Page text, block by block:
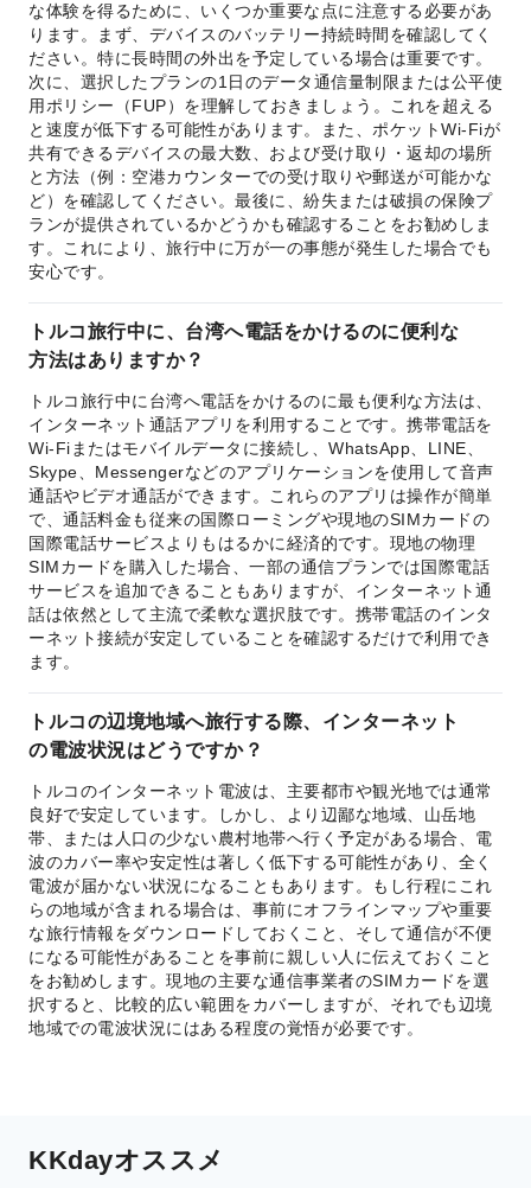
な体験を得るために、いくつか重要な点に注意する必要があ
ります。まず、デバイスのバッテリー持続時間を確認してく
ださい。特に長時間の外出を予定している場合は重要です。
次に、選択したプランの1日のデータ通信量制限または公平使
用ポリシー（FUP）を理解しておきましょう。これを超える
と速度が低下する可能性があります。また、ポケットWi-Fiが
共有できるデバイスの最大数、および受け取り・返却の場所
と方法（例：空港カウンターでの受け取りや郵送が可能かな
ど）を確認してください。最後に、紛失または破損の保険プ
ランが提供されているかどうかも確認することをお勧めしま
す。これにより、旅行中に万が一の事態が発生した場合でも
安心です。
トルコ旅行中に、台湾へ電話をかけるのに便利な
方法はありますか？
トルコ旅行中に台湾へ電話をかけるのに最も便利な方法は、
インターネット通話アプリを利用することです。携帯電話を
Wi-Fiまたはモバイルデータに接続し、WhatsApp、LINE、
Skype、Messengerなどのアプリケーションを使用して音声
通話やビデオ通話ができます。これらのアプリは操作が簡単
で、通話料金も従来の国際ローミングや現地のSIMカードの
国際電話サービスよりもはるかに経済的です。現地の物理
SIMカードを購入した場合、一部の通信プランでは国際電話
サービスを追加できることもありますが、インターネット通
話は依然として主流で柔軟な選択肢です。携帯電話のインタ
ーネット接続が安定していることを確認するだけで利用でき
ます。
トルコの辺境地域へ旅行する際、インターネット
の電波状況はどうですか？
トルコのインターネット電波は、主要都市や観光地では通常
良好で安定しています。しかし、より辺鄙な地域、山岳地
帯、または人口の少ない農村地帯へ行く予定がある場合、電
波のカバー率や安定性は著しく低下する可能性があり、全く
電波が届かない状況になることもあります。もし行程にこれ
らの地域が含まれる場合は、事前にオフラインマップや重要
な旅行情報をダウンロードしておくこと、そして通信が不便
になる可能性があることを事前に親しい人に伝えておくこと
をお勧めします。現地の主要な通信事業者のSIMカードを選
択すると、比較的広い範囲をカバーしますが、それでも辺境
地域での電波状況にはある程度の覚悟が必要です。
KKdayオススメ